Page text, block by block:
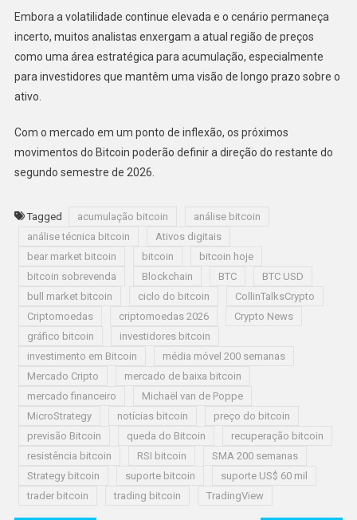
Embora a volatilidade continue elevada e o cenário permaneça
incerto, muitos analistas enxergam a atual região de preços
como uma área estratégica para acumulação, especialmente
para investidores que mantêm uma visão de longo prazo sobre o
ativo.
Com o mercado em um ponto de inflexão, os próximos
movimentos do Bitcoin poderão definir a direção do restante do
segundo semestre de 2026.
Tagged acumulação bitcoin
análise bitcoin
análise técnica bitcoin
Ativos digitais
bear market bitcoin
bitcoin
bitcoin hoje
bitcoin sobrevenda
Blockchain BTC
BTC USD
bull market bitcoin
ciclo do bitcoin
CollinTalksCrypto
Criptomoedas
criptomoedas 2026
Crypto News
gráfico bitcoin
investidores bitcoin
investimento em Bitcoin
média móvel 200 semanas
Mercado Cripto
mercado de baixa bitcoin
mercado financeiro
Michaël van de Poppe
MicroStrategy
notícias bitcoin
preço do bitcoin
previsão Bitcoin
queda do Bitcoin
recuperação bitcoin
resistência bitcoin
RSI bitcoin
SMA 200 semanas
Strategy bitcoin
suporte bitcoin
suporte US$ 60 mil
trader bitcoin
trading bitcoin TradingView